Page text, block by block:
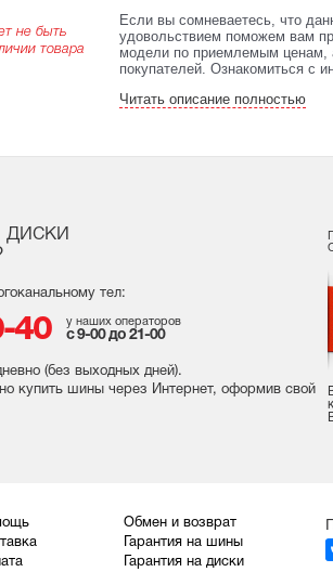
не быть
товара
Если вы сомневаетесь, что
удовольствием поможем вам
модели по приемлемым ценам,
покупателей. Ознакомиться с
Читать описание полностью
тел:
40 у наших операторов
с 9-00 до 21-00
(без выходных дней).
купить шины через Интернет, оформив свой
Обмен и возврат
Гарантия на шины
Гарантия на диски